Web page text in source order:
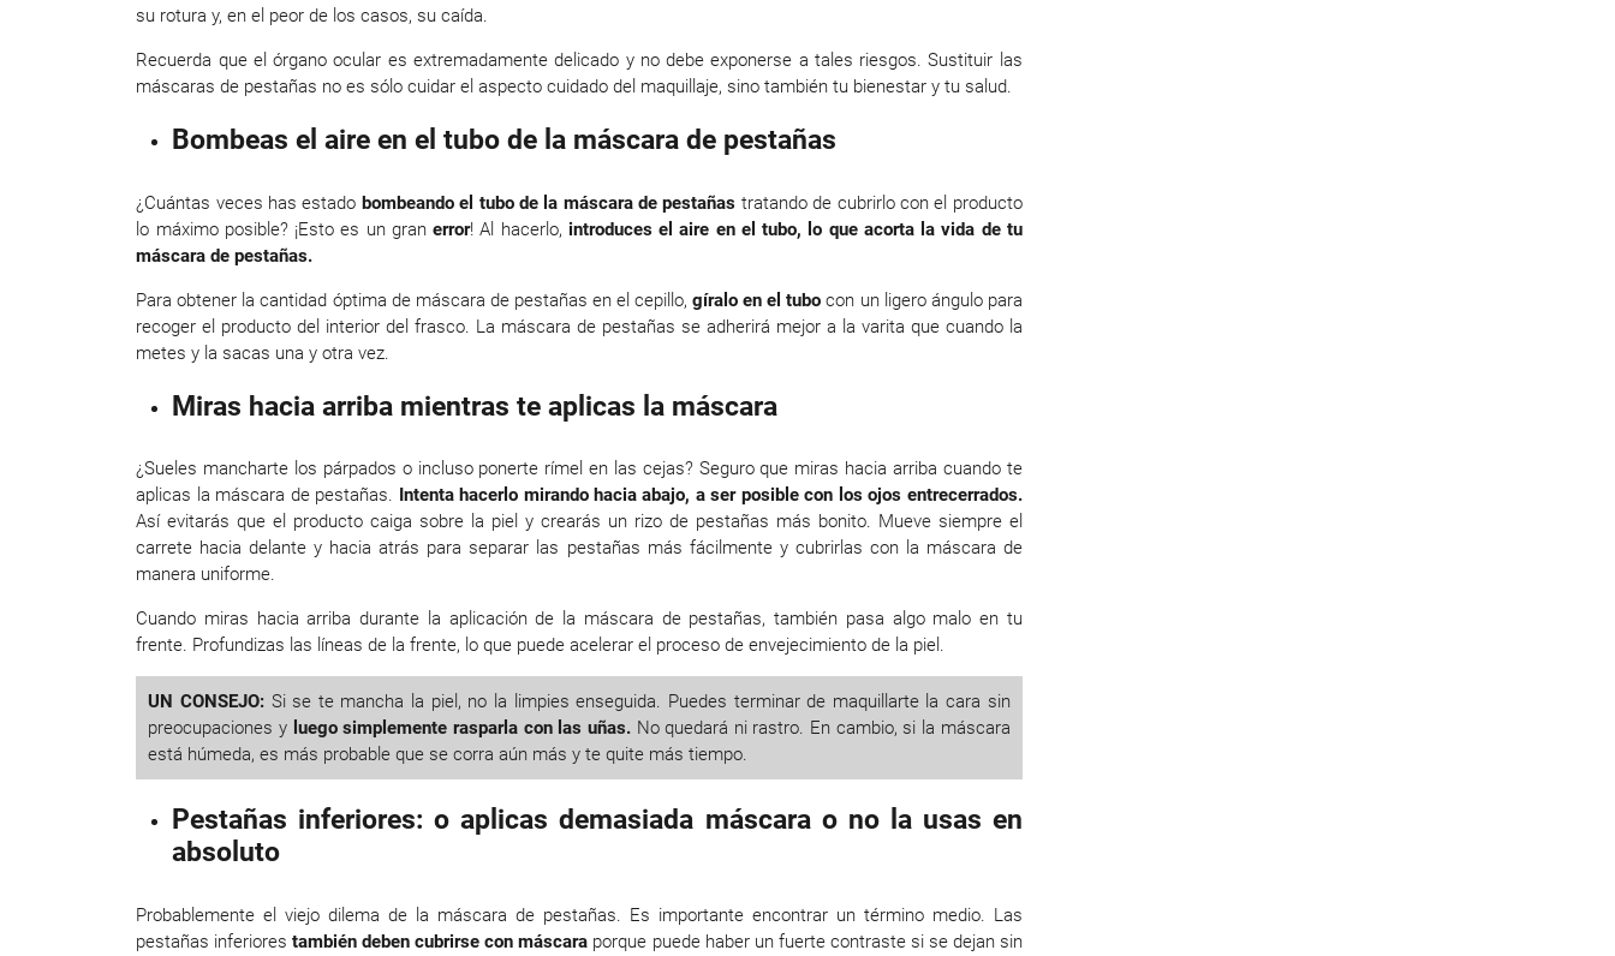
su rotura y, en el peor de los casos, su caída.
Recuerda que el órgano ocular es extremadamente delicado y no debe exponerse a tales riesgos. Sustituir las
máscaras de pestañas no es sólo cuidar el aspecto cuidado del maquillaje, sino también tu bienestar y tu salud.
Bombeas el aire en el tubo de la máscara de pestañas
¿Cuántas veces has estado bombeando el tubo de la máscara de pestañas tratando de cubrirlo con el producto
lo máximo posible? ¡Esto es un gran error! Al hacerlo, introduces el aire en el tubo, lo que acorta la vida de tu
máscara de pestañas.
Para obtener la cantidad óptima de máscara de pestañas en el cepillo,gíralo en el tubo con un ligero ángulo para
recoger el producto del interior del frasco. La máscara de pestañas se adherirá mejor a la varita que cuando la
metes y la sacas una y otra vez.
Miras hacia arriba mientras te aplicas la máscara
¿Sueles mancharte los párpados o incluso ponerte rímel en las cejas? Seguro que miras hacia arriba cuando te
aplicas la máscara de pestañas. Intenta hacerlo mirando hacia abajo, a ser posible con los ojos entrecerrados.
Así evitarás que el producto caiga sobre la piel y crearás un rizo de pestañas más bonito. Mueve siempre el
carrete hacia delante y hacia atrás para separar las pestañas más fácilmente y cubrirlas con la máscara de
manera uniforme.
Cuando miras hacia arriba durante la aplicación de la máscara de pestañas, también pasa algo malo en tu
frente. Profundizas las líneas de la frente, lo que puede acelerar el proceso de envejecimiento de la piel.
UN CONSEJO:Si se te mancha la piel, no la limpies enseguida. Puedes terminar de maquillarte la cara sin
preocupaciones y luego simplemente rasparla con las uñas.No quedará ni rastro. En cambio, si la máscara
está húmeda, es más probable que se corra aún más y te quite más tiempo.
Pestañas inferiores: o aplicas demasiada máscara o no la usas en
absoluto
Probablemente el viejo dilema de la máscara de pestañas. Es importante encontrar un término medio. Las
pestañas inferiores también deben cubrirse con máscara porque puede haber un fuerte contraste si se dejan sin